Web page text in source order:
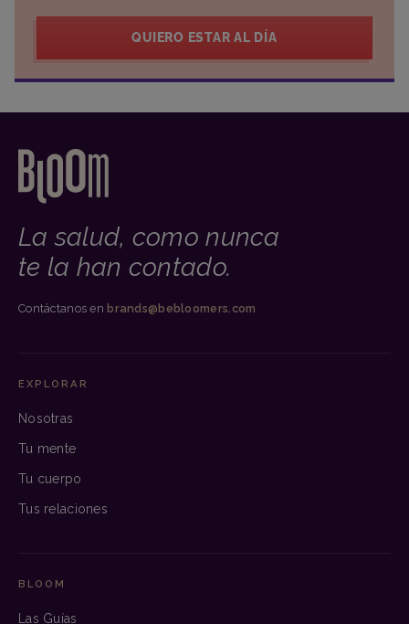
QUIERO ESTAR AL DÍA
La salud, como nunca
te la han contado.
Contáctanos enbrands@bebloomers.com
EXPLORAR
Nosotras
Tu mente
Tu cuerpo
Tus relaciones
BLOOM
Las Guías